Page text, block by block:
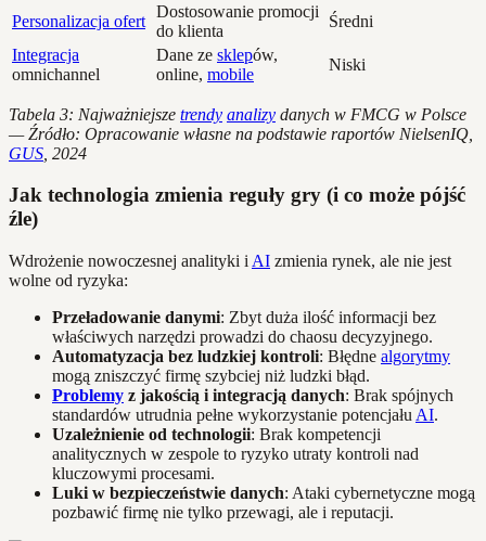
Personalizacja ofert
Dostosowanie promocji
do klienta
Średni
Integracja
omnichannel
Dane ze sklepów,
online, mobile
Niski
Tabela 3: Najważniejsze trendy analizy danych w FMCG w Polsce
— Źródło: Opracowanie własne na podstawie raportów NielsenIQ,
GUS , 2024
Jak technologia zmienia reguły gry (i co może pójść
źle)
Wdrożenie nowoczesnej analityki i AI zmienia rynek, ale nie jest
wolne od ryzyka:
Przeładowanie danymi: Zbyt duża ilość informacji bez
właściwych narzędzi prowadzi do chaosu decyzyjnego.
Automatyzacja bez ludzkiej kontroli: Błędne algorytmy
mogą zniszczyć firmę szybciej niż ludzki błąd.
Problemy z jakością i integracją danych: Brak spójnych
standardów utrudnia pełne wykorzystanie potencjału AI.
Uzależnienie od technologii: Brak kompetencji
analitycznych w zespole to ryzyko utraty kontroli nad
kluczowymi procesami.
Luki w bezpieczeństwie danych: Ataki cybernetyczne mogą
pozbawić firmę nie tylko przewagi, ale i reputacji.